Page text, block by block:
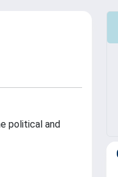
political and